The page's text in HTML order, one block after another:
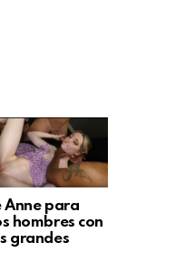
Anne para
hombres con
grandes